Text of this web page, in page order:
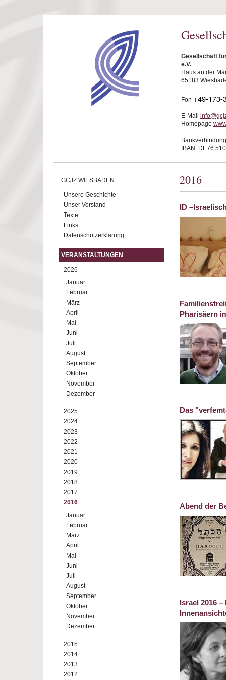
Gesellschaft
e.V.
Haus an der
65183
Fon +49-173-
E-Mail
Homepage
IBAN: DE76
GCJZ WIESBADEN
Unsere Geschichte
Unser Vorstand
Texte
Links
Datenschutzerklärung
VERANSTALTUNGEN
2026
Januar
Februar
März
April
Mai
Juni
Juli
August
September
Oktober
November
Dezember
2025
2024
2023
2022
2021
2020
2019
2018
2017
2016
Januar
Februar
März
April
Mai
Juni
Juli
August
September
Oktober
November
Dezember
2015
2014
2013
2012
2016
ID
Pharisäern
Das
Abend der
Israel 2016